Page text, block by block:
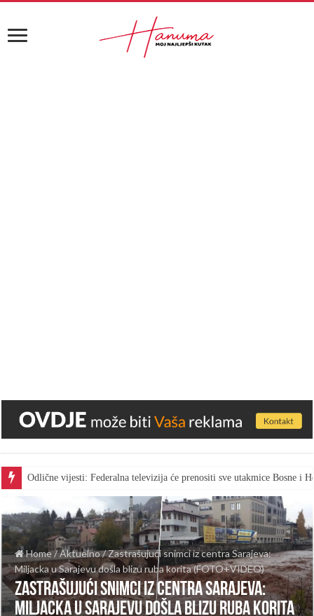
Odlične vijesti: Federalna televizija će prenositi sve utakmice Bosne i
Home/Aktuelno/Zastrašujući snimci iz centra Sarajeva:
Miljacka u Sarajevu došla blizu ruba korita (FOTO+VIDEO)
Zastrašujući snimci iz centra Sarajeva:
Miljacka u Sarajevu došla blizu ruba korita